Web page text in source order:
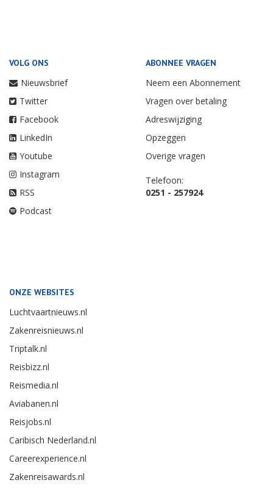
VOLG ONS
Nieuwsbrief
Twitter
Facebook
LinkedIn
Youtube
Instagram
RSS
Podcast
ABONNEE VRAGEN
Neem een Abonnement
Vragen over betaling
Adreswijziging
Opzeggen
Overige vragen
Telefoon:
0251 - 257924
ONZE WEBSITES
Luchtvaartnieuws.nl
Zakenreisnieuws.nl
Triptalk.nl
Reisbizz.nl
Reismedia.nl
Aviabanen.nl
Reisjobs.nl
Caribisch Nederland.nl
Careerexperience.nl
Zakenreisawards.nl